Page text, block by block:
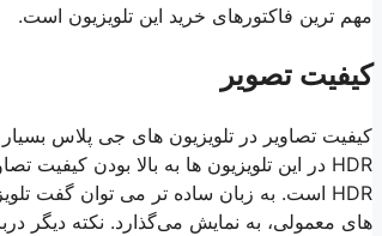
مهم ترین فاکتورهای خرید این تلویزیون است.
کیفیت تصویر
کیفیت تصاویر در تلویزیون های جی پلاس بسیار